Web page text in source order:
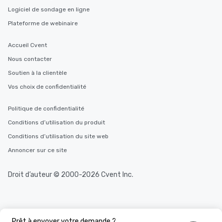
Logiciel de sondage en ligne
Plateforme de webinaire
Accueil Cvent
Nous contacter
Soutien à la clientèle
Vos choix de confidentialité
Politique de confidentialité
Conditions d’utilisation du produit
Conditions d’utilisation du site web
Annoncer sur ce site
Droit d’auteur © 2000-2026 Cvent Inc.